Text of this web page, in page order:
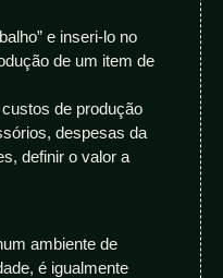
e inseri-lo no
de um item de
de produção
despesas da
definir o valor a
ambiente de
é igualmente